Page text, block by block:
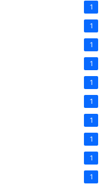
1
1
1
1
1
1
1
1
1
1